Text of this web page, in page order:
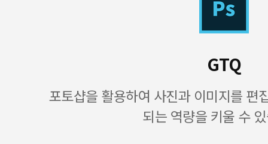
GTQ
포토샵을 활용하여 사진과 이미지를 편
되는 역량을 키울 수